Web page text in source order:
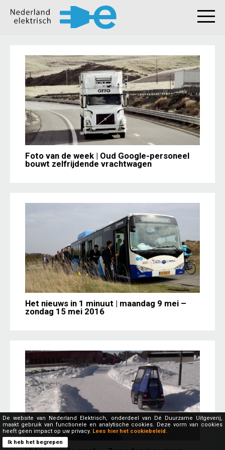
Foto van de week | Oud Google-personeel
bouwt zelfrijdende vrachtwagen
Het nieuws in 1 minuut | maandag 9 mei –
zondag 15 mei 2016
De website van Nederland Elektrisch, onderdeel van Dé Duurzame Uitgeverij,
maakt gebruik van functionele en analytische cookies. Deze vorm van cookies
heeft geen impact op uw privacy. Lees hier het cookiebeleid.
Ik heb het begrepen